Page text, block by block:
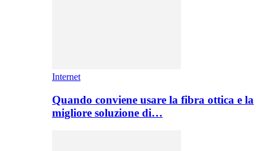
Internet
Quando conviene usare la fibra ottica e la
migliore soluzione di…